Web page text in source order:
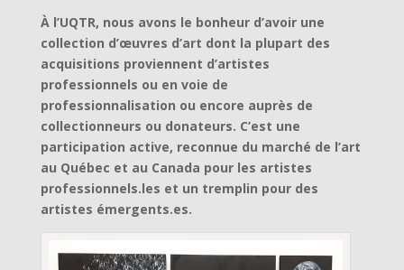
À l’UQTR, nous avons le bonheur d’avoir une
collection d’œuvres d’art dont la plupart des
acquisitions proviennent d’artistes
professionnels ou en voie de
professionnalisation ou encore auprès de
collectionneurs ou donateurs. C’est une
participation active, reconnue du marché de l’art
au Québec et au Canada pour les artistes
professionnels.les et un tremplin pour des
artistes émergents.es.